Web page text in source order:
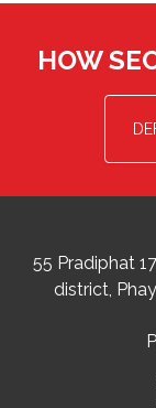
HOW
55 Pradiphat
district